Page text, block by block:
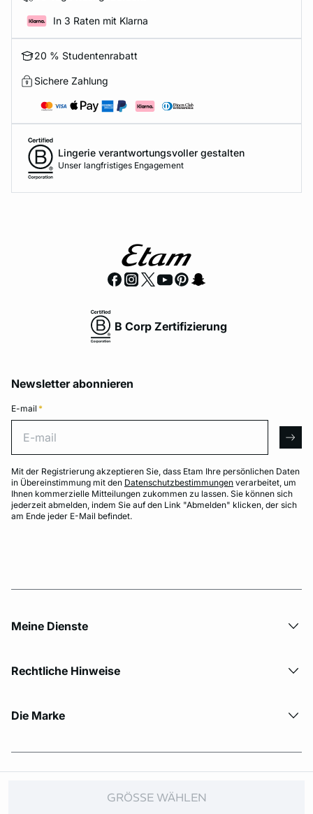
GRÖSSE WÄHLEN
In 3 Raten mit Klarna
20 % Studentenrabatt
Sichere Zahlung
Lingerie verantwortungsvoller gestalten
Unser langfristiges Engagement
B Corp Zertifizierung
Newsletter abonnieren
E-mail *
Mit der Registrierung akzeptieren Sie, dass Etam Ihre persönlichen Daten
in Übereinstimmung mit den Datenschutzbestimmungen verarbeitet, um
Ihnen kommerzielle Mitteilungen zukommen zu lassen. Sie können sich
jederzeit abmelden, indem Sie auf den Link "Abmelden" klicken, der sich
am Ende jeder E-Mail befindet.
Meine Dienste
Rechtliche Hinweise
Die Marke